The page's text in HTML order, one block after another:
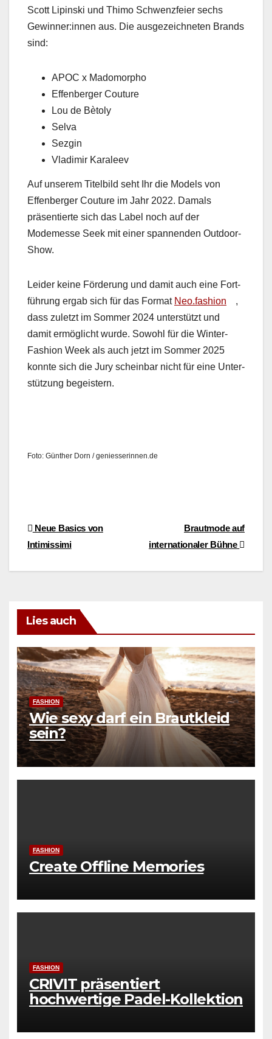
Scott Lip­in­s­ki und Thi­mo Schwen­zfeier sechs
Gewinner:innen aus. Die aus­geze­ich­neten Brands
sind:
APOC x Mado­mor­pho
Effen­berg­er Cou­ture
Lou de Bètoly
Sel­va
Sez­gin
Vladimir Kar­aleev
Auf unserem Titel­bild seht Ihr die Mod­els von
Effen­berg­er Cou­ture im Jahr 2022. Damals
präsen­tierte sich das Label noch auf der
Modemesse Seek mit ein­er span­nen­den Out­door-
Show.
Lei­der keine Förderung und damit auch eine Fort­
führung ergab sich für das For­mat Neo.fashion
,
dass zulet­zt im Som­mer 2024 unter­stützt und
damit ermöglicht wurde. Sowohl für die Win­ter-
Fash­ion Week als auch jet­zt im Som­mer 2025
kon­nte sich die Jury schein­bar nicht für eine Unter­
stützung begeis­tern.
Foto: Gün­ther Dorn / geniesserinnen.de
BeitragsnavigationBrautmode auf
internationaler Bühne
Neue Basics von
Intimissimi
Lies auch
FASHION
Wie sexy darf ein Brautkleid
sein?
FASHION
Create Offline Memories
FASHION
CRIVIT präsentiert
hochwertige Padel-Kollektion